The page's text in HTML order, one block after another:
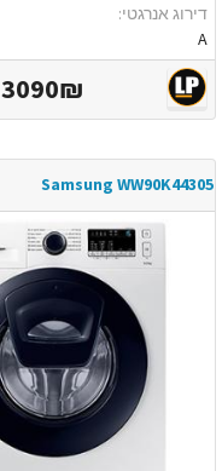
דירוג אנרגטי:
A
3090₪
Samsung WW90K44305